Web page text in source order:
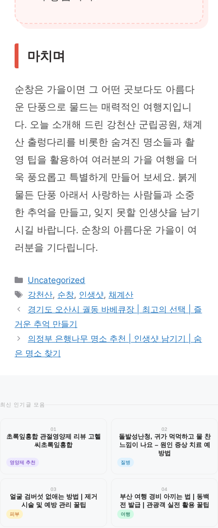
마치며
순창은 가을이면 그 어떤 곳보다도 아름다
운 단풍으로 물드는 매력적인 여행지입니
다. 오늘 소개해 드린 강천산 군립공원, 채계
산 출렁다리를 비롯한 숨겨진 명소들과 촬
영 팁을 활용하여 여러분의 가을 여행을 더
욱 풍요롭고 특별하게 만들어 보세요. 붉게
물든 단풍 아래서 사랑하는 사람들과 소중
한 추억을 만들고, 잊지 못할 인생샷을 남기
시길 바랍니다. 순창의 아름다운 가을이 여
러분을 기다립니다.
카
테
리
Uncategorized
태
그
강천산, 순창, 인생샷,채계산
경기도 오산시 궐동 바베큐장 | 최고의 선택 | 즐
거운 추억 만들기
의정부 은행나무 명소 추천 | 인생샷 남기기 | 숨
은 명소 찾기
최신 인기글 모음
01
초록잎홍합 관절영양제 리뷰 고헬
씨초록잎홍합
영양제 추천
02
돌발성난청, 귀가 먹먹하고 물 찬
느낌이 나요 – 원인 증상 치료 예
방법
질병
03
얼굴 검버섯 없애는 방법 | 제거
시술 및 예방 관리 꿀팁
피부
04
부산 여행 경비 아끼는 법 | 동백
전 발급 | 관광객 실전 활용 꿀팁
여행